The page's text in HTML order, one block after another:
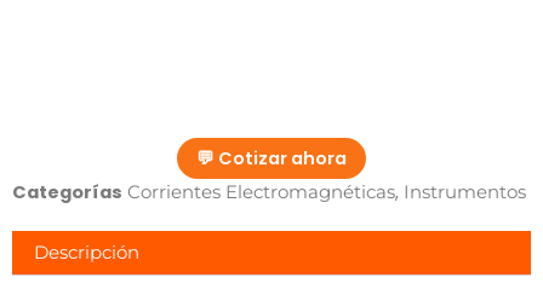
💬 Cotizar ahora
Categorías Corrientes Electromagnéticas, Instrumentos
Descripción